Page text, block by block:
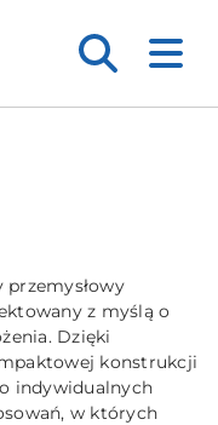
przemysłowy
z myślą o
Dzięki
konstrukcji
indywidualnych
w których